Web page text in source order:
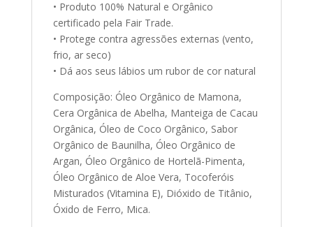
• Produto 100% Natural e Orgânico
certificado pela Fair Trade.
• Protege contra agressões externas (vento,
frio, ar seco)
• Dá aos seus lábios um rubor de cor natural
Composição: Óleo Orgânico de Mamona,
Cera Orgânica de Abelha, Manteiga de Cacau
Orgânica, Óleo de Coco Orgânico, Sabor
Orgânico de Baunilha, Óleo Orgânico de
Argan, Óleo Orgânico de Hortelã-Pimenta,
Óleo Orgânico de Aloe Vera, Tocoferóis
Misturados (Vitamina E), Dióxido de Titânio,
Óxido de Ferro, Mica.